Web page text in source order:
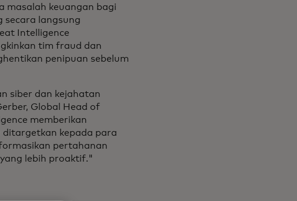
masalah keuangan bagi
secara langsung
Intelligence
tim fraud dan
penipuan sebelum
siber dan kejahatan
Global Head of
memberikan
kepada para
pertahanan
lebih proaktif."